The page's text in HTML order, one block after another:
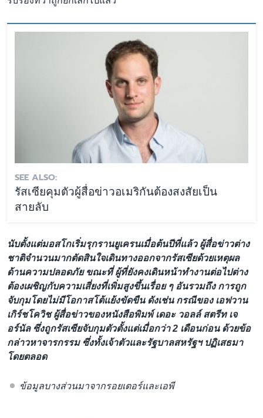
SEE ALSO:
รัสเซียคุมตัวผู้สื่อข่าวอเมริกันต้องสงสัยเป็น
สายลับ
นับตั้งแต่มอสโกเริ่มรุกรานยูเครนเมื่อต้นปีที่แล้ว ผู้สื่อข่าวต่าง
ชาติจำนวนมากตัดสินใจเดินทางออกจากรัสเซียด้วยเหตุผล
ด้านความปลอดภัย ขณะที่ ผู้ที่ยังคงเดินหน้าทำงานต่อไปต่าง
ต้องเผชิญกับความเสี่ยงที่เพิ่มสูงขึ้นเรื่อย ๆ อันรวมถึง การถูก
จับกุมโดยไม่มีโอกาสโต้แย้งขัดขืน ดังเช่น กรณีของ เอฟวาน
เกิร์ชโควิช ผู้สื่อข่าวของหนังสือพิมพ์ เดอะ วอลล์ สตรีท เจ
อร์นัล ซึ่งถูกรัสเซียจับกุมตัวตั้งแต่เมื่อกว่า 2 เดือนก่อน ด้วยข้อ
กล่าวหาจารกรรม ซึ่งทั้งเจ้าตัวและรัฐบาลสหรัฐฯ ปฏิเสธมา
โดยตลอด
ข้อมูลบางส่วนมาจากรอยเตอร์และเอพี